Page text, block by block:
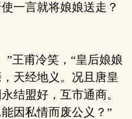
一言就将娘娘送走？
王甫冷笑，“皇后娘娘
天经地义。况且唐皇
结盟好，互市通商。
因私情而废公义？”